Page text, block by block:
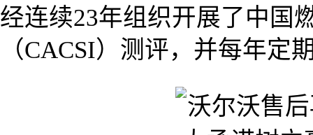
经连续23年组织开展了中国
（CACSI）测评，并每年定